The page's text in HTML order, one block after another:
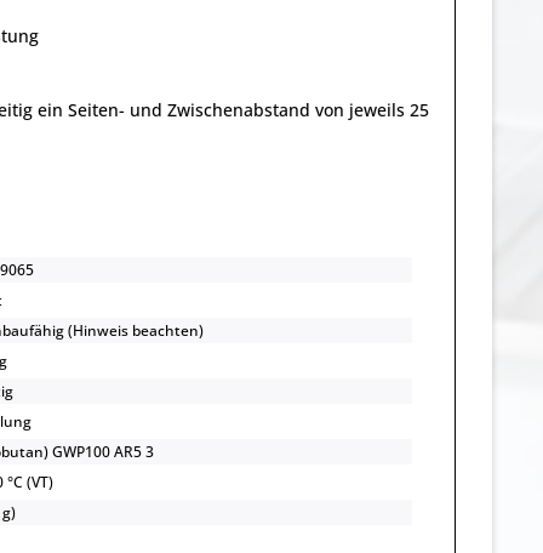
ein Seiten- und Zwischenabstand von jeweils 25
(Hinweis beachten)
GWP100 AR5 3
(VT)